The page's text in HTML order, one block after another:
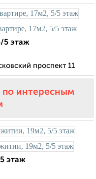
5 этаж
проспект 11
по интересным
этаж